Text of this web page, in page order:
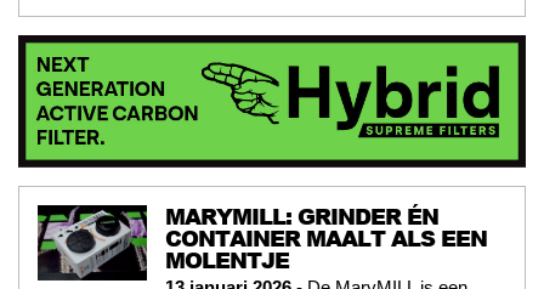
MARYMILL: GRINDER ÉN
CONTAINER MAALT ALS EEN
MOLENTJE